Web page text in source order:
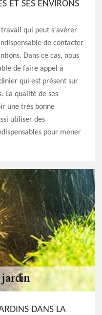
ET SES ENVIRONS
travail qui peut s'avérer
de contacter
Dans ce cas, nous
de faire appel à
qui est présent sur
La qualité de ses
une très bonne
utiliser des
pour mener
DANS LA